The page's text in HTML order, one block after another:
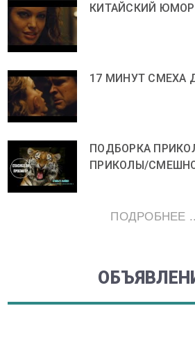
КИТАЙСКИЙ
17 МИНУТ СМЕХА
ПОДБОРКА
ПРИКОЛЫ/
ПОДРОБНЕЕ